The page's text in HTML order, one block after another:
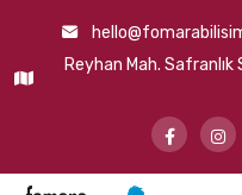
Reyhan Mah. Safranlık